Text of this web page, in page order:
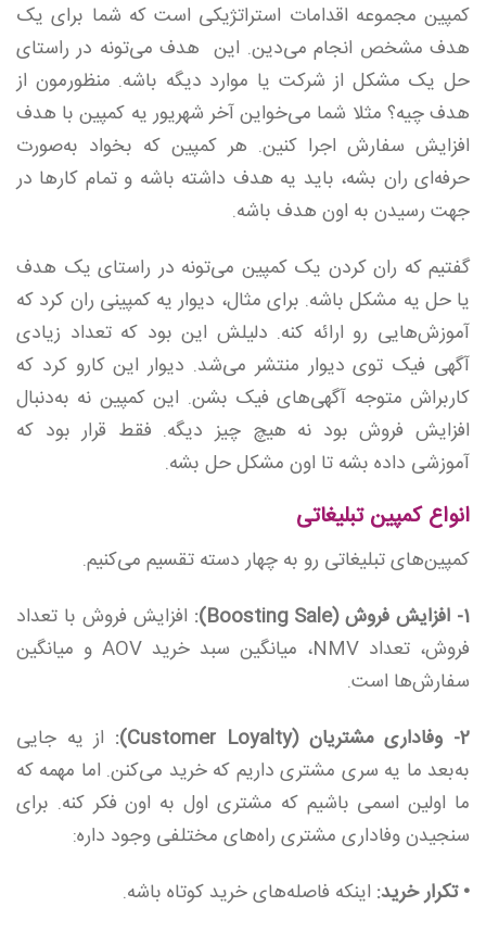
کمپین مجموعه اقدامات استراتژیکی است که شما برای یک
هدف مشخص انجام می‌دین. این هدف می‌تونه در راستای
حل یک مشکل از شرکت یا موارد دیگه باشه. منظورمون از
هدف چیه؟ مثلا شما می‌خواین آخر شهریور یه کمپین با هدف
افزایش سفارش اجرا کنین. هر کمپین که بخواد به‌صورت
حرفه‌ای ران بشه،‌ باید یه هدف داشته باشه و تمام کارها در
جهت رسیدن به اون هدف باشه.
گفتیم که ران کردن یک کمپین می‌تونه در راستای یک هدف
یا حل یه مشکل باشه. برای مثال، دیوار یه کمپینی ران کرد که
آموزش‌هایی رو ارائه کنه. دلیلش این بود که تعداد زیادی
آگهی فیک توی دیوار منتشر می‌شد. دیوار این کارو کرد که
کاربراش متوجه آگهی‌های فیک بشن. این کمپین نه به‌دنبال
افزایش فروش بود نه هیچ چیز دیگه. فقط قرار بود که
آموزشی داده بشه تا اون مشکل حل بشه.
انواع کمپین تبلیغاتی
کمپین‌های تبلیغاتی رو به چهار دسته تقسیم می‌کنیم.
1- افزایش فروش (Boosting Sale):
افزایش فروش با تعداد
فروش،‌ تعداد NMV، میانگین سبد خرید AOV و میانگین
سفارش‌ها است.
2- وفاداری مشتریان (Customer Loyalty):
از یه جایی
به‌بعد ما یه سری مشتری داریم که خرید می‌کنن. اما مهمه که
ما اولین اسمی باشیم که مشتری اول به اون فکر کنه. برای
سنجیدن وفاداری مشتری راه‌های مختلفی وجود داره:
• تکرار خرید: اینکه فاصله‌های خرید کوتاه باشه.